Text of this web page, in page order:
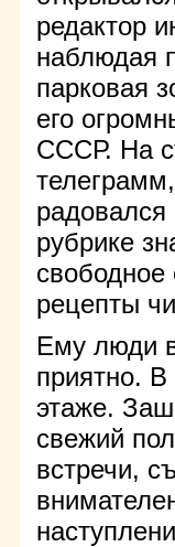
редактор
наблюдая
парковая
его
СССР. На
радовался
рубрике
рецепты
Ему люди
приятно.
этаже.
свежий
встречи,